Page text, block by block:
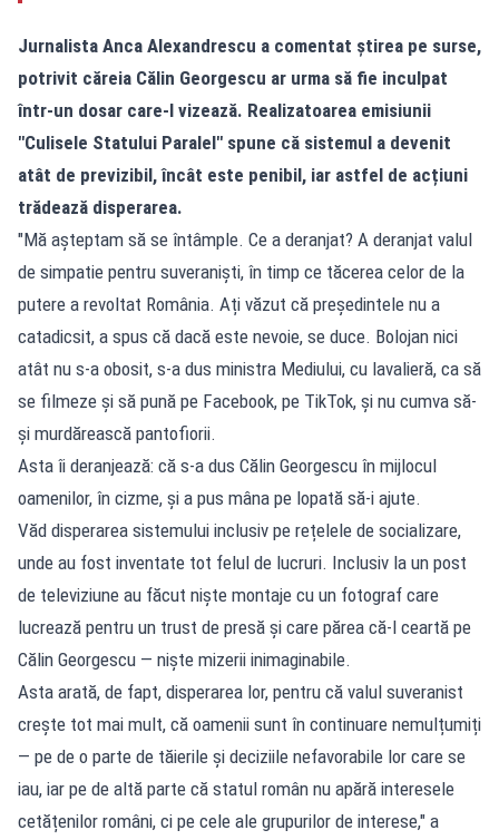
Jurnalista Anca Alexandrescu a comentat știrea pe surse,
potrivit căreia Călin Georgescu ar urma să fie inculpat
într-un dosar care-l vizează. Realizatoarea emisiunii
"Culisele Statului Paralel" spune că sistemul a devenit
atât de previzibil, încât este penibil, iar astfel de acțiuni
trădează disperarea.
"Mă așteptam să se întâmple. Ce a deranjat? A deranjat valul
de simpatie pentru suveraniști, în timp ce tăcerea celor de la
putere a revoltat România. Ați văzut că președintele nu a
catadicsit, a spus că dacă este nevoie, se duce. Bolojan nici
atât nu s-a obosit, s-a dus ministra Mediului, cu lavalieră, ca să
se filmeze și să pună pe Facebook, pe TikTok, și nu cumva să-
și murdărească pantofiorii.
Asta îi deranjează: că s-a dus Călin Georgescu în mijlocul
oamenilor, în cizme, și a pus mâna pe lopată să-i ajute.
Văd disperarea sistemului inclusiv pe rețelele de socializare,
unde au fost inventate tot felul de lucruri. Inclusiv la un post
de televiziune au făcut niște montaje cu un fotograf care
lucrează pentru un trust de presă și care părea că-l ceartă pe
Călin Georgescu — niște mizerii inimaginabile.
Asta arată, de fapt, disperarea lor, pentru că valul suveranist
crește tot mai mult, că oamenii sunt în continuare nemulțumiți
— pe de o parte de tăierile și deciziile nefavorabile lor care se
iau, iar pe de altă parte că statul român nu apără interesele
cetățenilor români, ci pe cele ale grupurilor de interese," a